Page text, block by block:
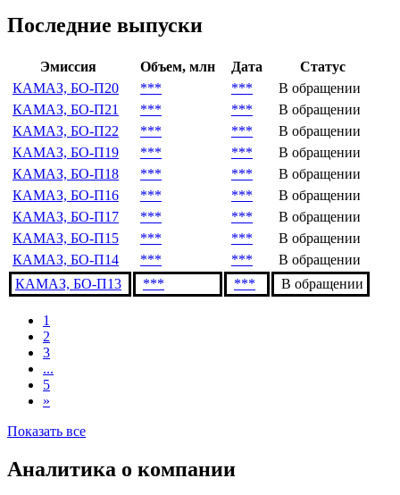
Последние выпуски
Эмиссия Объем, млн Дата
Статус
КАМАЗ, БО-П20
*** ***
В обращении
КАМАЗ, БО-П21
*** ***
В обращении
КАМАЗ, БО-П22
*** ***
В обращении
КАМАЗ, БО-П19
*** ***
В обращении
КАМАЗ, БО-П18
*** ***
В обращении
КАМАЗ, БО-П16
*** ***
В обращении
КАМАЗ, БО-П17
*** ***
В обращении
КАМАЗ, БО-П15
*** ***
В обращении
КАМАЗ, БО-П14
*** ***
В обращении
КАМАЗ, БО-П13
*** *** В обращении
1
2
3
...
5
»
Показать все
Аналитика о компании